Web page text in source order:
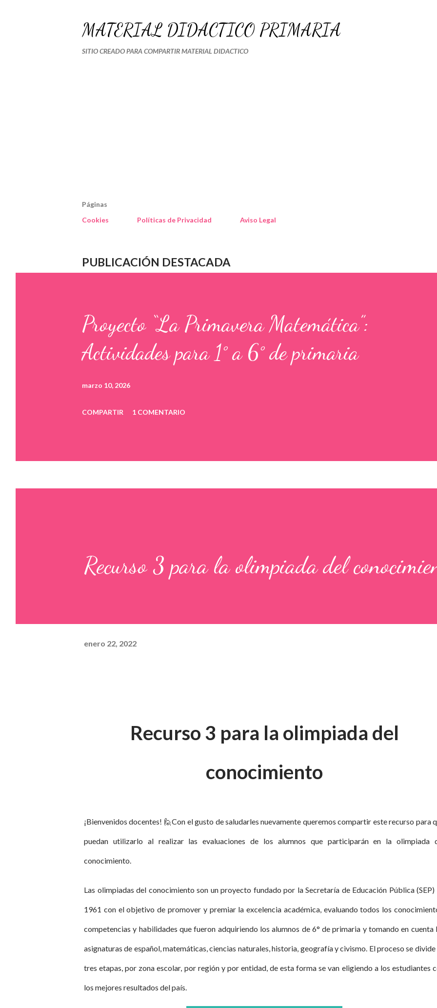
MATERIAL DIDÁCTICO PRIMARIA
SITIO CREADO PARA COMPARTIR MATERIAL DIDACTICO
Páginas
Cookies
Políticas de Privacidad Aviso Legal
PUBLICACIÓN DESTACADA
Proyecto “La Primavera Matemática”:
Actividades para 1° a 6° de primaria
marzo 10, 2026
COMPARTIR 1 COMENTARIO
Recurso 3 para la olimpiada del
enero 22, 2022
Recurso 3 para la olimpiada del
conocimiento
¡Bienvenidos docentes! 🙋Con el gusto de saludarles nuevamente queremos compartir este recurso para
puedan utilizarlo al realizar las evaluaciones de los alumnos que participarán en la olimpiada
conocimiento.
Las olimpiadas del conocimiento son un proyecto fundado por la Secretaría de Educación Pública (SEP)
1961 con el objetivo de promover y premiar la excelencia académica, evaluando todos los
competencias y habilidades que fueron adquiriendo los alumnos de 6° de primaria y tomando en cuenta
asignaturas de español, matemáticas, ciencias naturales, historia, geografía y civismo. El proceso se divide
tres etapas, por zona escolar, por región y por entidad, de esta forma se van eligiendo a los estudiantes
los mejores resultados del país.